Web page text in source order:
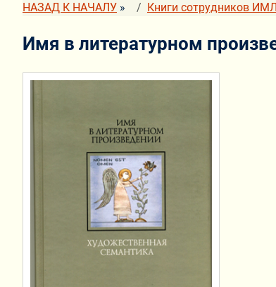
НАЗАД К НАЧАЛУ » Книги сотрудников
Имя в литературном